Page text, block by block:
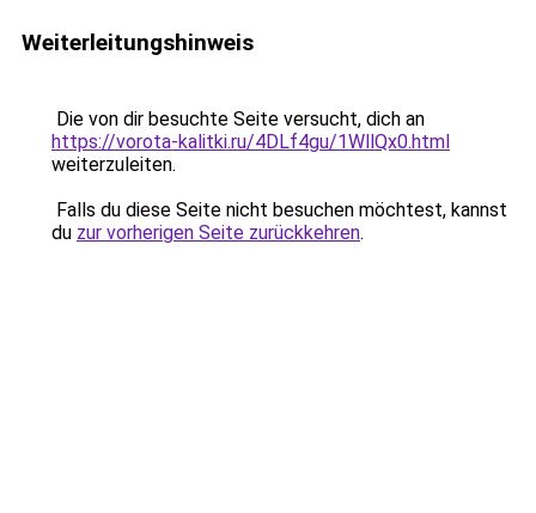
Weiterleitungshinweis
Die von dir besuchte Seite versucht, dich an
https://vorota-kalitki.ru/4DLf4gu/1WllQx0.html
weiterzuleiten.
Falls du diese Seite nicht besuchen möchtest, kannst
du zur vorherigen Seite zurückkehren.